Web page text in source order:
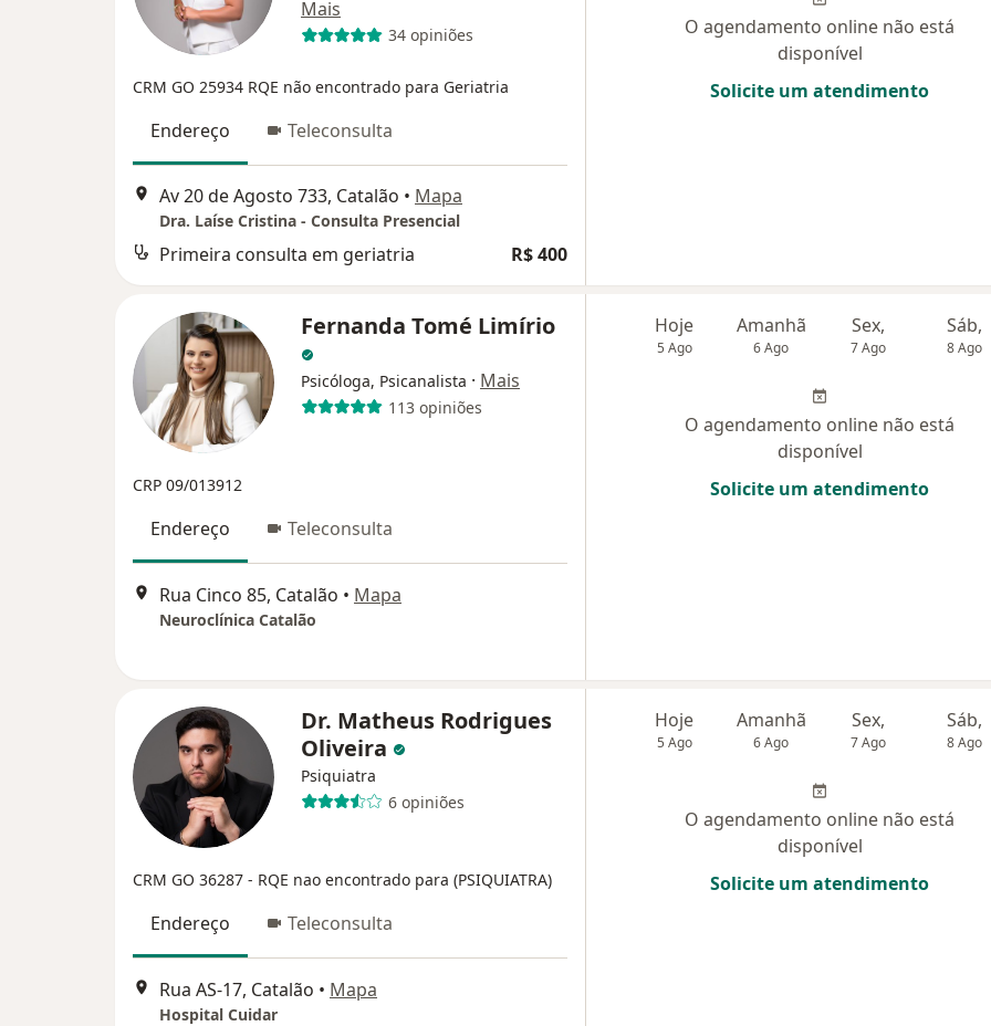
Mais
34 opiniões
CRM GO 25934 RQE não encontrado para Geriatria
Endereço Teleconsulta
Av 20 de Agosto 733, Catalão • Mapa
Dra. Laíse Cristina - Consulta Presencial
Primeira consulta em geriatria R$ 400
O agendamento online não está
disponível
Solicite um atendimento
Fernanda Tomé Limírio
Psicóloga, Psicanalista · Mais
113 opiniões
CRP 09/013912
Endereço Teleconsulta
Rua Cinco 85, Catalão • Mapa
Neuroclínica Catalão
Hoje
5 Ago
Amanhã
6 Ago
Sex,
7 Ago
Sáb,
8 Ago
O agendamento online não está
disponível
Solicite um atendimento
Dr. Matheus Rodrigues
Oliveira
Psiquiatra
6 opiniões
CRM GO 36287 - RQE nao encontrado para (PSIQUIATRA)
Endereço Teleconsulta
Rua AS-17, Catalão • Mapa
Hospital Cuidar
Hoje
5 Ago
Amanhã
6 Ago
Sex,
7 Ago
Sáb,
8 Ago
O agendamento online não está
disponível
Solicite um atendimento